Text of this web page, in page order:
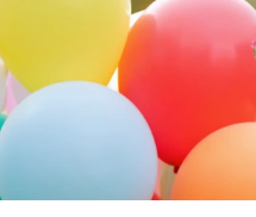
obsah